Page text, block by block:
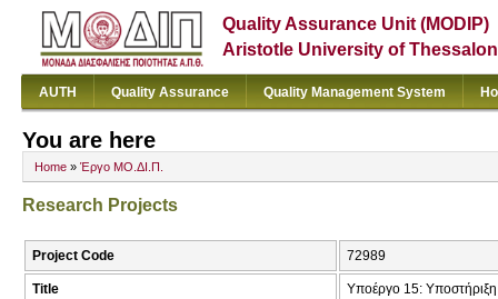
Quality Assurance Unit (MODIP)
Aristotle University of
AUTH Quality Assurance Quality Management System
You are here
Home » Έργο ΜΟ.ΔΙ.Π.
Research Projects
Project Code 72989
Title Υποέργο 15: